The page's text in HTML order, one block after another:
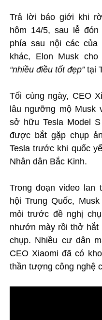
Trả lời báo giới khi
hôm 14/5, sau lễ
phía sau nội các của
khác, Elon Musk
“nhiều điều tốt đẹp”tại
Tối cùng ngày, CEO
lâu ngưỡng mộ Musk
sở hữu Tesla Model
được bắt gặp chụp
Tesla trước khi quốc
Nhân dân Bắc Kinh.
Trong đoạn video lan
hội Trung Quốc,
mỏi trước đề nghị
nhướn mày rồi thở
chụp. Nhiều cư dân
CEO Xiaomi đã có
thần tượng công nghệ